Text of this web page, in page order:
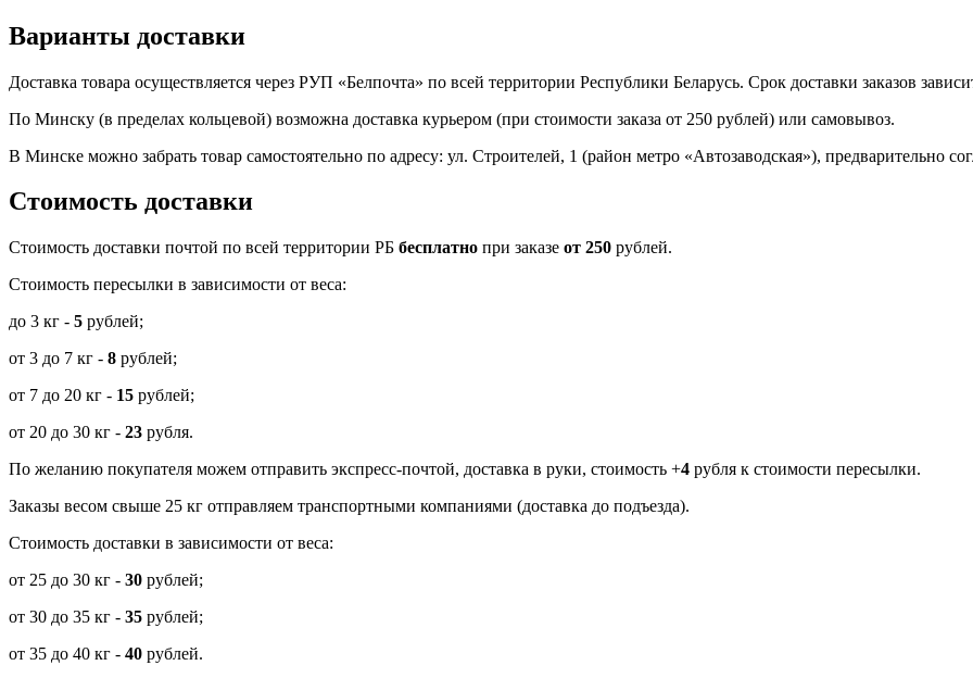
Варианты доставки
Доставка товара осуществляется через РУП «Белпочта» по всей территории Республики Беларусь. Срок доставки заказов
По Минску (в пределах кольцевой) возможна доставка курьером (при стоимости заказа от 250 рублей) или самовывоз.
В Минске можно забрать товар самостоятельно по адресу: ул. Строителей, 1 (район мeтро «Автозаводская»), предварительно
Стоимость доставки
Cтоимость доставки почтой по всей территории РБ бесплатно при заказе от 250 рублей.
Стоимость пересылки в зависимости от веса:
до 3 кг - 5 рублей;
от 3 до 7 кг - 8 рублей;
от 7 до 20 кг - 15 рублей;
от 20 до 30 кг - 23 рубля.
По желанию покупателя можем отправить экспресс-почтой, доставка в руки, стоимость +4 рубля к стоимости пересылки.
Заказы весом свыше 25 кг отправляем транспортными компаниями (доставка до подъезда).
Стоимость доставки в зависимости от веса:
от 25 до 30 кг - 30 рублей;
от 30 до 35 кг - 35 рублей;
от 35 до 40 кг - 40 рублей.